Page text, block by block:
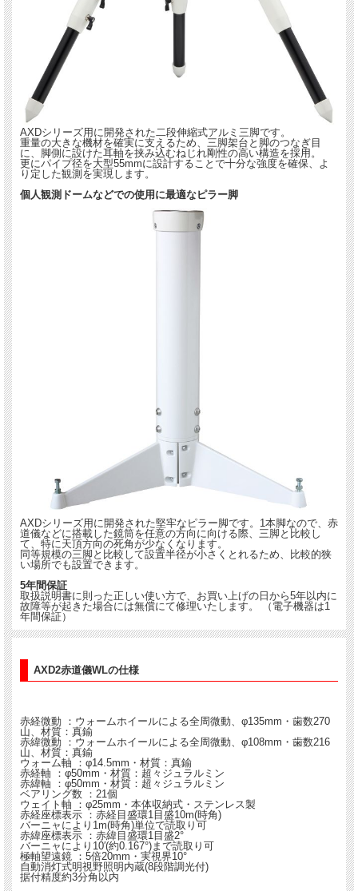
AXDシリーズ用に開発された二段伸縮式アルミ三脚です。
重量の大きな機材を確実に支えるため、三脚架台と脚のつなぎ目
に、脚側に設けた耳軸を挟み込むねじれ剛性の高い構造を採用。
更にパイプ径を大型55mmに設計することで十分な強度を確保、よ
り定した観測を実現します。
個人観測ドームなどでの使用に最適なピラー脚
AXDシリーズ用に開発された堅牢なピラー脚です。1本脚なので、赤
道儀などに搭載した鏡筒を任意の方向に向ける際、三脚と比較し
て、特に天頂方向の死角が少なくなります。
同等規模の三脚と比較して設置半径が小さくとれるため、比較的狭
い場所でも設置できます。
5年間保証
取扱説明書に則った正しい使い方で、お買い上げの日から5年以内に
故障等が起きた場合には無償にて修理いたします。 （電子機器は1
年間保証）
AXD2赤道儀WLの仕様
赤経微動 ：ウォームホイールによる全周微動、φ135mm・歯数270
山、材質：真鍮
赤緯微動 ：ウォームホイールによる全周微動、φ108mm・歯数216
山、材質：真鍮
ウォーム軸 ：φ14.5mm・材質：真鍮
赤経軸 ：φ50mm・材質：超々ジュラルミン
赤緯軸 ：φ50mm・材質：超々ジュラルミン
ベアリング数 ：21個
ウェイト軸 ：φ25mm・本体収納式・ステンレス製
赤経座標表示 ：赤経目盛環1目盛10m(時角)
バーニャにより1m(時角)単位で読取り可
赤緯座標表示 ：赤緯目盛環1目盛2°
バーニャにより10′(約0.167°)まで読取り可
極軸望遠鏡 ：5倍20mm・実視界10°
自動消灯式明視野照明内蔵(8段階調光付)
据付精度約3分角以内